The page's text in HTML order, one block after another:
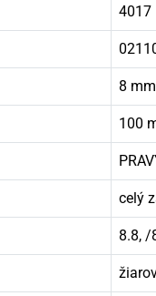
4017
8 mm
100
celý
8.8, /